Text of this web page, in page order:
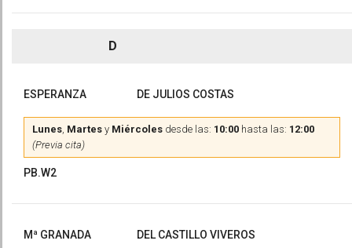
D
ESPERANZA DE JULIOS COSTAS
Lunes, Martes y Miércoles desde las: 10:00 hasta las: 12:00
(Previa cita)
PB.W2
Mª GRANADA DEL CASTILLO VIVEROS